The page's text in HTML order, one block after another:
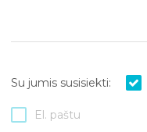
Su jumis susisiekti:
El. paštu